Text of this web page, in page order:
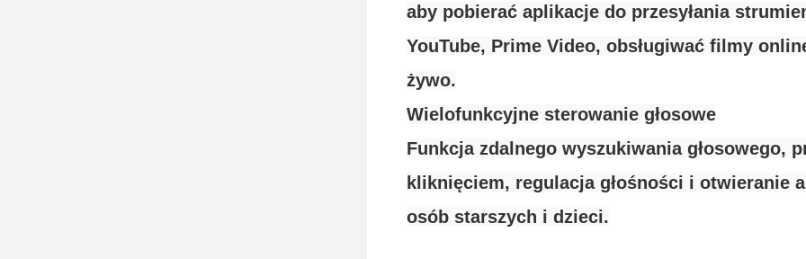
aby pobierać aplikacje do przesyłania
YouTube, Prime Video, obsługiwać filmy
żywo.
Wielofunkcyjne sterowanie głosowe
Funkcja zdalnego wyszukiwania głosowego,
kliknięciem, regulacja głośności i otwieranie
osób starszych i dzieci.